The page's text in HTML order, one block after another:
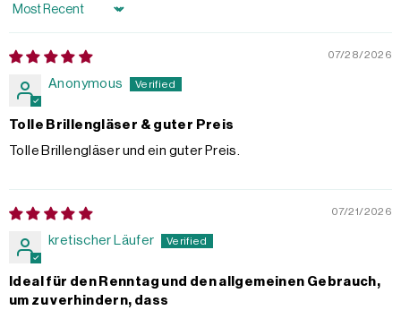
Sort by
07/28/2026
Anonymous
Tolle Brillengläser & guter Preis
Tolle Brillengläser und ein guter Preis.
07/21/2026
kretischer Läufer
Ideal für den Renntag und den allgemeinen Gebrauch,
um zu verhindern, dass